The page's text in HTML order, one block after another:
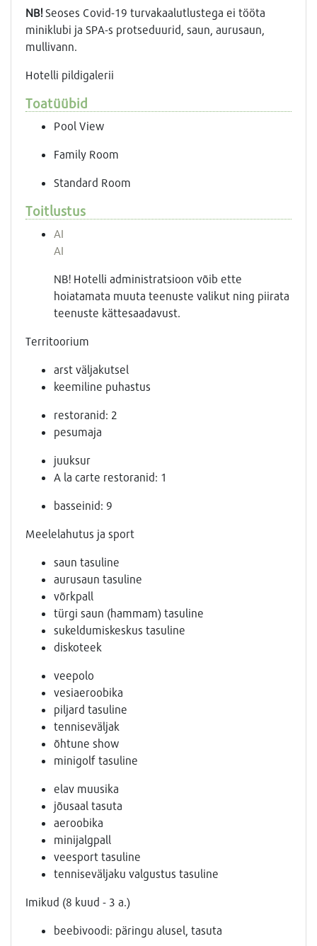
NB!Seoses Covid-19 turvakaalutlustega ei tööta
miniklubi ja SPA-s protseduurid, saun, aurusaun,
mullivann.
Hotelli pildigalerii
Toatüübid
Pool View
Family Room
Standard Room
Toitlustus
AI
AI
NB! Hotelli administratsioon võib ette
hoiatamata muuta teenuste valikut ning piirata
teenuste kättesaadavust.
Territoorium
arst väljakutsel
keemiline puhastus
restoranid: 2
pesumaja
juuksur
A la carte restoranid: 1
basseinid: 9
Meelelahutus ja sport
saun tasuline
aurusaun tasuline
võrkpall
türgi saun (hammam) tasuline
sukeldumiskeskus tasuline
diskoteek
veepolo
vesiaeroobika
piljard tasuline
tenniseväljak
õhtune show
minigolf tasuline
elav muusika
jõusaal tasuta
aeroobika
minijalgpall
veesport tasuline
tenniseväljaku valgustus tasuline
Imikud (8 kuud - 3 a.)
beebivoodi: päringu alusel, tasuta